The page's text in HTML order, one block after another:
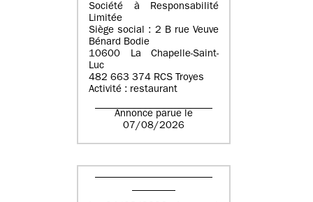
Société à Responsabilité
Limitée
Siège social : 2 B rue Veuve
Bénard Bodie
10600 La Chapelle-Saint-
Luc
482 663 374 RCS Troyes
Activité : restaurant
Annonce parue le
07/08/2026